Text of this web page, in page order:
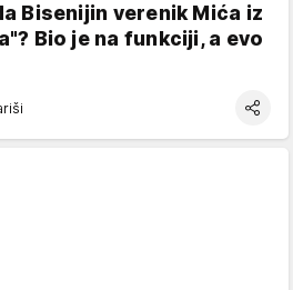
Bisenijin verenik Mića iz
Bio je na funkciji, a evo